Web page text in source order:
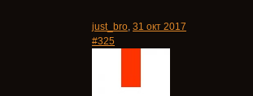
just_bro, 31 окт 2017
#325